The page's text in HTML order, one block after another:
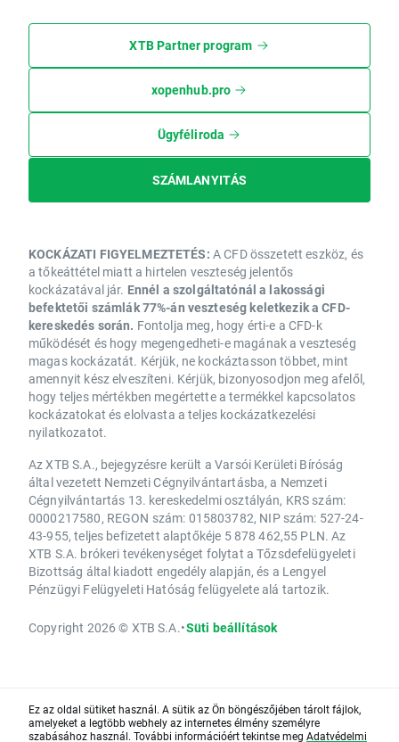
XTB Partner program
xopenhub.pro
Ügyféliroda
SZÁMLANYITÁS
KOCKÁZATI FIGYELMEZTETÉS: A CFD összetett eszköz, és
a tőkeáttétel miatt a hirtelen veszteség jelentős
kockázatával jár. Ennél a szolgáltatónál a lakossági
befektetői számlák 77%-án veszteség keletkezik a CFD-
kereskedés során. Fontolja meg, hogy érti-e a CFD-k
működését és hogy megengedheti-e magának a veszteség
magas kockázatát. Kérjük, ne kockáztasson többet, mint
amennyit kész elveszíteni. Kérjük, bizonyosodjon meg afelől,
hogy teljes mértékben megértette a termékkel kapcsolatos
kockázatokat és elolvasta a teljes kockázatkezelési
nyilatkozatot.
Az XTB S.A., bejegyzésre került a Varsói Kerületi Bíróság
által vezetett Nemzeti Cégnyilvántartásba, a Nemzeti
Cégnyilvántartás 13. kereskedelmi osztályán, KRS szám:
0000217580, REGON szám: 015803782, NIP szám: 527-24-
43-955, teljes befizetett alaptőkéje 5 878 462,55 PLN. Az
XTB S.A. brókeri tevékenységet folytat a Tőzsdefelügyeleti
Bizottság által kiadott engedély alapján, és a Lengyel
Pénzügyi Felügyeleti Hatóság felügyelete alá tartozik.
Copyright 2026 © XTB S.A.•Süti beállítások
Ez az oldal sütiket használ. A sütik az Ön böngészőjében tárolt fájlok,
amelyeket a legtöbb webhely az internetes élmény személyre
szabásához használ. További információért tekintse meg Adatvédelmi